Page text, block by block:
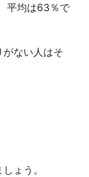
平均は63％で
がない人はそ
ょう。